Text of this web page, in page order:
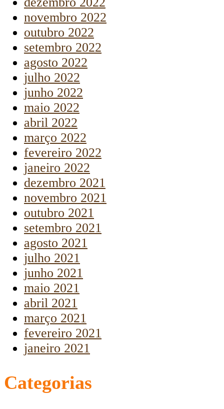
novembro 2022
outubro 2022
setembro 2022
agosto 2022
julho 2022
junho 2022
maio 2022
abril 2022
março 2022
fevereiro 2022
janeiro 2022
dezembro 2021
novembro 2021
outubro 2021
setembro 2021
agosto 2021
julho 2021
junho 2021
maio 2021
abril 2021
março 2021
fevereiro 2021
janeiro 2021
Categorias